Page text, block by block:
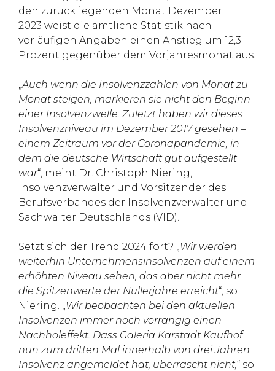
den zurückliegenden Monat Dezember
2023 weist die amtliche Statistik nach
vorläufigen Angaben einen Anstieg um 12,3
Prozent gegenüber dem Vorjahresmonat aus.
„Auch wenn die Insolvenzzahlen von Monat zu
Monat steigen, markieren sie nicht den Beginn
einer Insolvenzwelle. Zuletzt haben wir dieses
Insolvenzniveau im Dezember 2017 gesehen –
einem Zeitraum vor der Coronapandemie, in
dem die deutsche Wirtschaft gut aufgestellt
war“, meint Dr. Christoph Niering,
Insolvenzverwalter und Vorsitzender des
Berufsverbandes der Insolvenzverwalter und
Sachwalter Deutschlands (VID).
Setzt sich der Trend 2024 fort? „Wir werden
weiterhin Unternehmensinsolvenzen auf einem
erhöhten Niveau sehen, das aber nicht mehr
die Spitzenwerte der Nullerjahre erreicht“, so
Niering. „Wir beobachten bei den aktuellen
Insolvenzen immer noch vorrangig einen
Nachholeffekt. Dass Galeria Karstadt Kaufhof
nun zum dritten Mal innerhalb von drei Jahren
Insolvenz angemeldet hat, überrascht nicht,“ so